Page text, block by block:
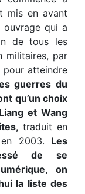
mis en avant
ouvrage qui a
de tous les
militaires, par
pour atteindre
guerres du
qu’un choix
et Wang
traduit en
2003. Les
de se
on
la liste des